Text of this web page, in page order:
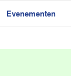
Evenementen